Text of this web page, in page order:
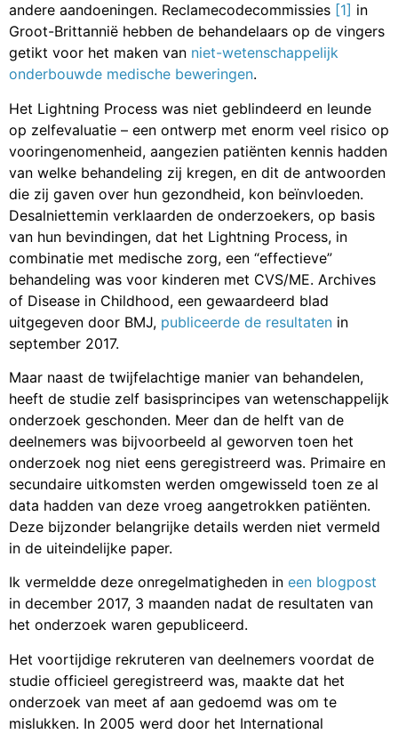
andere aandoeningen. Reclamecodecommissies [1] in
Groot-Brittannië hebben de behandelaars op de vingers
getikt voor het maken van niet-wetenschappelijk
onderbouwde medische beweringen.
Het Lightning Process was niet geblindeerd en leunde
op zelfevaluatie – een ontwerp met enorm veel risico op
vooringenomenheid, aangezien patiënten kennis hadden
van welke behandeling zij kregen, en dit de antwoorden
die zij gaven over hun gezondheid, kon beïnvloeden.
Desalniettemin verklaarden de onderzoekers, op basis
van hun bevindingen, dat het Lightning Process, in
combinatie met medische zorg, een “effectieve”
behandeling was voor kinderen met CVS/ME. Archives
of Disease in Childhood, een gewaardeerd blad
uitgegeven door BMJ, publiceerde de resultaten in
september 2017.
Maar naast de twijfelachtige manier van behandelen,
heeft de studie zelf basisprincipes van wetenschappelijk
onderzoek geschonden. Meer dan de helft van de
deelnemers was bijvoorbeeld al geworven toen het
onderzoek nog niet eens geregistreerd was. Primaire en
secundaire uitkomsten werden omgewisseld toen ze al
data hadden van deze vroeg aangetrokken patiënten.
Deze bijzonder belangrijke details werden niet vermeld
in de uiteindelijke paper.
Ik vermeldde deze onregelmatigheden in een blogpost
in december 2017, 3 maanden nadat de resultaten van
het onderzoek waren gepubliceerd.
Het voortijdige rekruteren van deelnemers voordat de
studie officieel geregistreerd was, maakte dat het
onderzoek van meet af aan gedoemd was om te
mislukken. In 2005 werd door het International